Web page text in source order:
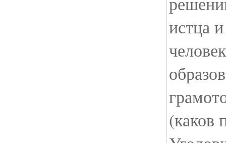
истца
(каков